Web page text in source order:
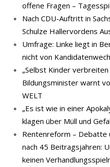
offene Fragen –
Nach CDU-Auftritt in
Schulze Hallervordens
Umfrage: Linke liegt in
nicht von
„Selbst Kinder
Bildungsminister warnt
WELT
„Es ist wie in einer
klagen über Müll und
Rentenreform – Debatte
nach 45 Beitragsjahren:
keinen